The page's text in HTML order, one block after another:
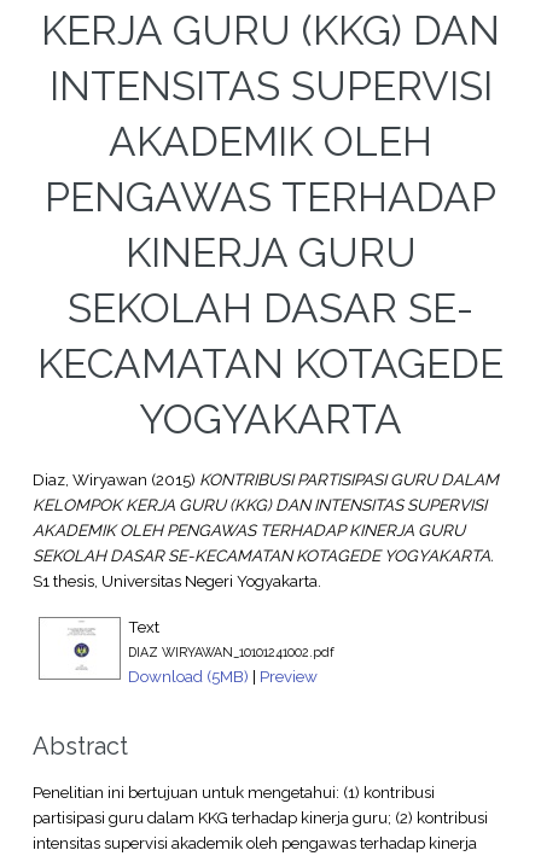
KERJA GURU (KKG) DAN
INTENSITAS SUPERVISI
AKADEMIK OLEH
PENGAWAS TERHADAP
KINERJA GURU
SEKOLAH DASAR SE-
KECAMATAN KOTAGEDE
YOGYAKARTA
Diaz, Wiryawan (2015) KONTRIBUSI PARTISIPASI GURU DALAM
KELOMPOK KERJA GURU (KKG) DAN INTENSITAS SUPERVISI
AKADEMIK OLEH PENGAWAS TERHADAP KINERJA GURU
SEKOLAH DASAR SE-KECAMATAN KOTAGEDE YOGYAKARTA.
S1 thesis, Universitas Negeri Yogyakarta.
Text
DIAZ WIRYAWAN_10101241002.pdf
Download (5MB) | Preview
Abstract
Penelitian ini bertujuan untuk mengetahui: (1) kontribusi
partisipasi guru dalam KKG terhadap kinerja guru; (2) kontribusi
intensitas supervisi akademik oleh pengawas terhadap kinerja